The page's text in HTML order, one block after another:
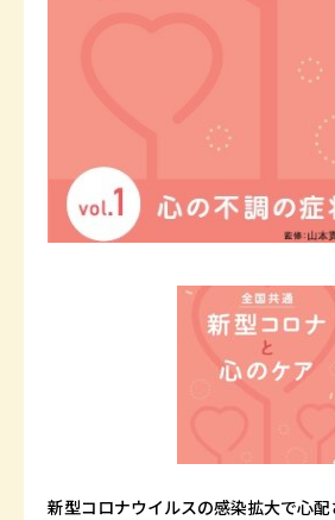
新型コロナウイルスの感染拡大で心